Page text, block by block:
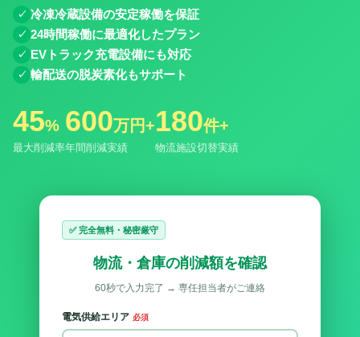
冷凍冷蔵設備の安定稼働を保証
24時間稼働に最適化したプラン
EVトラック充電設備にも対応
輸配送の脱炭素化もサポート
45%
最大削減率
600万円+
年間削減実績
180件+
物流施設切替実績
✅ 完全無料・秘密厳守
物流・倉庫の削減額を確認
60秒で入力完了 → 専任担当者がご連絡
電気供給エリア 必須